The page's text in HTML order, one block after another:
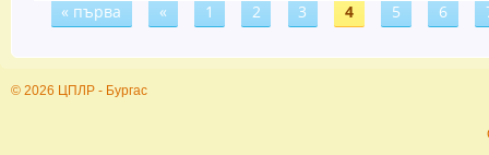
Страници
« първа « 1 2 3 4 5 6
© 2026 ЦПЛР - Бургас